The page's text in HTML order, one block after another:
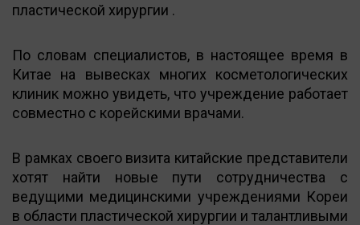
пластической хирургии .
По словам специалистов, в настоящее время в
Китае на вывесках многих косметологических
клиник можно увидеть, что учреждение работает
совместно с корейскими врачами.
В рамках своего визита китайские представители
хотят найти новые пути сотрудничества с
ведущими медицинскими учреждениями Кореи
в области пластической хирургии и талантливыми